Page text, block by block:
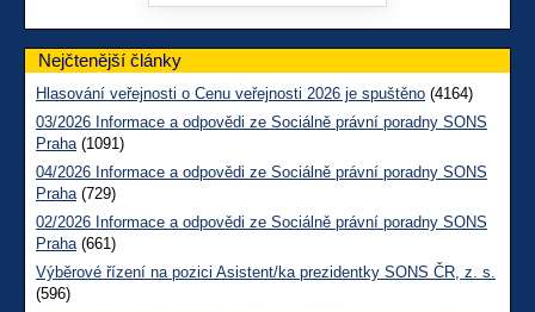
Nejčtenější články
Hlasování veřejnosti o Cenu veřejnosti 2026 je spuštěno (4164)
03/2026 Informace a odpovědi ze Sociálně právní poradny SONS
Praha(1091)
04/2026 Informace a odpovědi ze Sociálně právní poradny SONS
Praha(729)
02/2026 Informace a odpovědi ze Sociálně právní poradny SONS
Praha(661)
Výběrové řízení na pozici Asistent/ka prezidentky SONS ČR, z. s.
(596)